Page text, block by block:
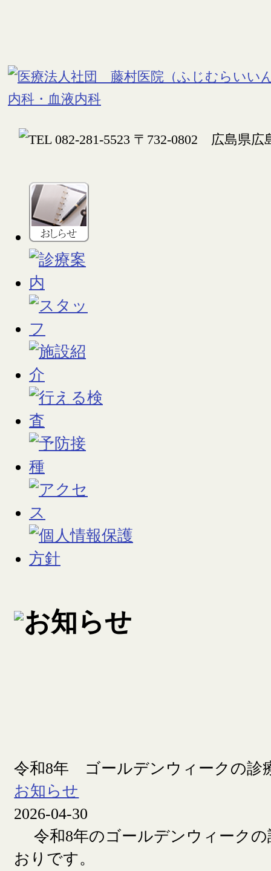
令和8年 ゴールデンウィークの診
お知らせ
2026-04-30
令和8年のゴールデンウィークの
おりです。